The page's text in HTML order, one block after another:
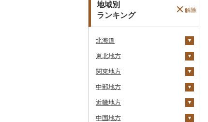
地域別
ランキング
解除
北海道
安平町
八雲町
鹿部町
江差町
白老町
東北地方
青森県
十和田市
大鰐町
南部町
岩手県
宮古市
軽米町
宮城県
柴田町
秋田県
関東地方
茨城県
土浦市
取手市
栃木県
那須塩原市
群馬県
中部地方
新潟県
十日町市
富山県
近畿地方
三重県
中国地方